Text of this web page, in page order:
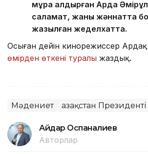
мұра қалдырған Ардақ
саламат, жаны жәннатта
жазылған жеделхатта.
Осыған дейін кинорежиссер Ардақ
өмірден өткені туралы жаздық.
Мәдениет Қазақстан Президенті
Айдар Оспаналиев
Авторлар